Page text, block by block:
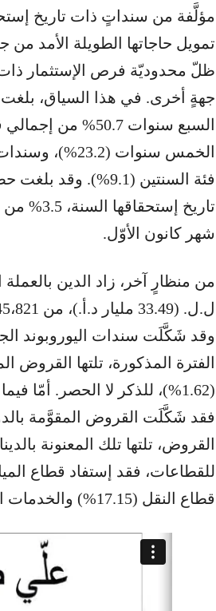
مؤلَّفة من سنداتٍ ذات تاريخ
تمويل حاجاتها الطويلة الأمد
ظلّ محدوديّة فرص الإستثمار ذات
جهةٍ أخرى. في هذا السياق،
السبع سنوات
فئة السنتين (9.1%).
تاريخ
شهر كانون الأوّل.
(1.62%)، للذكر لا الحصر. أمّا
قطاع النقل (17.15%) والخدمات الحكوميّة التقنيّة والعامّة (15.45%).